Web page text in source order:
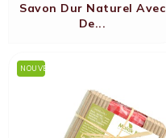
Savon Dur Naturel Avec
De...
NOUVEAU